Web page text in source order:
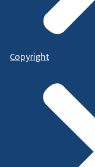
Copyright